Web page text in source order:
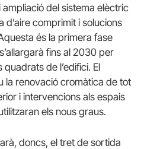
ampliació del sistema elèctric
d’aire comprimit i solucions
és la primera fase
fins al 2030 per
de l’edifici. El
la renovació cromàtica de tot
i intervencions als espais
els nous graus.
doncs, el tret de sortida